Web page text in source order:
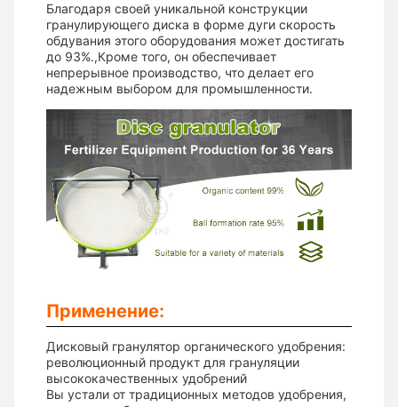
Благодаря своей уникальной конструкции
гранулирующего диска в форме дуги скорость
обдувания этого оборудования может достигать
до 93%.,Кроме того, он обеспечивает
непрерывное производство, что делает его
надежным выбором для промышленности.
Применение:
Дисковый гранулятор органического удобрения:
революционный продукт для грануляции
высококачественных удобрений
Вы устали от традиционных методов удобрения,